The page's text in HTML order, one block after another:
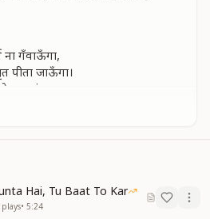
गँवाऊँगा,
पीता जाऊँगा।
ना सुनूंगा,
बनाऊँगा।
my ears anymore,
my life I will restore.
Hai, Tu Baat To Kar
plays• 5:24